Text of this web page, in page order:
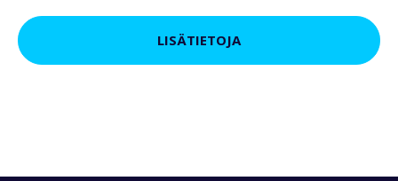
LISÄTIETOJA